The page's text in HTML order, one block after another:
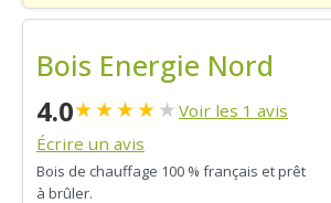
Bois Energie Nord
4.0★★★★★ Voir les 1 avis
Écrire un avis
Bois de chauffage 100 % français et prêt
à brûler.